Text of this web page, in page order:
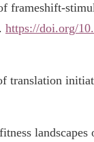
frameshift-
https://doi.org/
translation
landscapes